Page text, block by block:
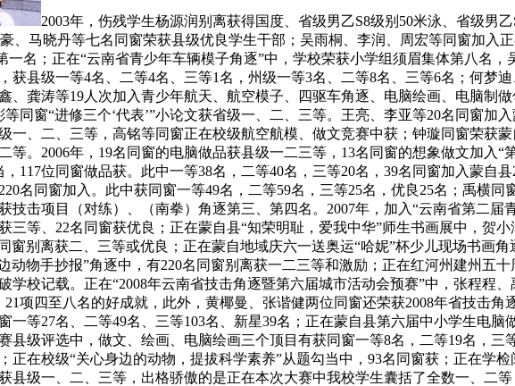
2003年，伤残学生杨源润别离获得国度、省级男乙S8级别50米泳、省级男
、马晓丹等七名同窗荣获县级优良学生干部；吴雨桐、李润、周宏等同窗加入
一名；正在“云南省青少年车辆模子角逐”中，学校荣获小学组须眉集体第八名
获县级一等4名、二等4名、三等1名，州级一等3名、二等8名、三等6名；何梦
、龚涛等19人次加入青少年航天、航空模子、四驱车角逐、电脑绘画、电脑制
同窗“进修三个‘代表’”小论文获省级一、二、三等。王亮、李亚等20名同窗加
一、二、三等，高铭等同窗正在校级航空航模、做文竞赛中获；钟璇同窗荣获
。2006年，19名同窗的电脑做品获县级一二三等，13名同窗的想象做文加入
117位同窗做品获。此中一等38名，二等40名，三等20名，39名同窗加入蒙自
名同窗加入。此中获同窗一等49名，二等59名，三等25名，优良25名；禹横
击项目（对练）、（南拳）角逐第三、第四名。2007年，加入“云南省第二届
三等、22名同窗获优良；正在蒙自县“知荣明耻，爱我中华”师生书画展中，贺
窗别离获二、三等或优良；正在蒙自地域庆六一送奥运“哈妮”杯少儿现场书画
物手抄报”角逐中，有220名同窗别离获一二三等和激励；正在红河州建州五
学校记载。正在“2008年云南省技击角逐暨第六届城市活动会预赛”中，张程程
项四至八名的好成就，此外，黄椰曼、张谐健两位同窗还荣获2008年省技击
等27名、二等49名、三等103名、新星39名；正在蒙自县第六届中小学生电
县级评选中，做文、绘画、电脑绘画三个顶目有获同窗一等8名，二等19名，三
正在校级“关心身边的动物，提拔科学素养”从题勾当中，93名同窗获；正在学
县级一、二、三等，出格骄傲的是正在本次大赛中我校学生囊括了全数一、二